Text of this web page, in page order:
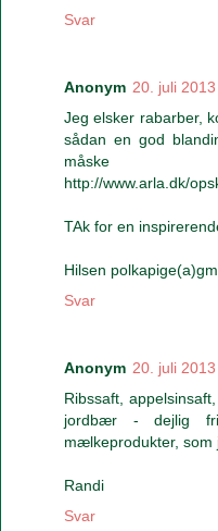
Svar
Anonym 20. juli
Jeg elsker rabarber,
sådan en god
måske
http://www.arla.dk/
TAk for en
Hilsen
Svar
Anonym 20. juli
Ribssaft,
jordbær - dejlig
mælkeprodukter, som
Randi
Svar